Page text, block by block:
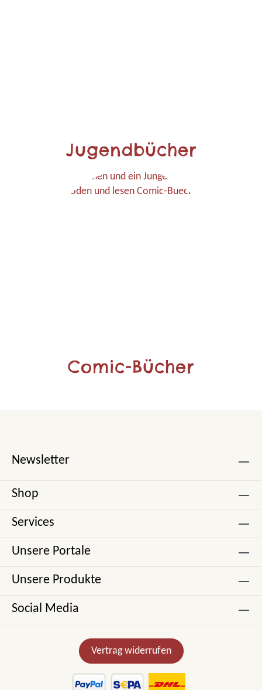
Jugendbücher
Comic-Bücher
Newsletter
Shop
Services
Unsere Portale
Unsere Produkte
Social Media
Vertrag widerrufen